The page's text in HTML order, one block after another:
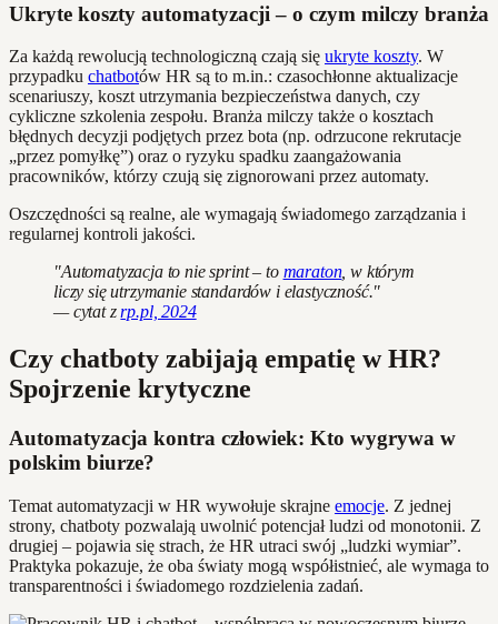
Ukryte koszty automatyzacji – o czym milczy branża
Za każdą rewolucją technologiczną czają się ukryte koszty. W
przypadku chatbotów HR są to m.in.: czasochłonne aktualizacje
scenariuszy, koszt utrzymania bezpieczeństwa danych, czy
cykliczne szkolenia zespołu. Branża milczy także o kosztach
błędnych decyzji podjętych przez bota (np. odrzucone rekrutacje
„przez pomyłkę”) oraz o ryzyku spadku zaangażowania
pracowników, którzy czują się zignorowani przez automaty.
Oszczędności są realne, ale wymagają świadomego zarządzania i
regularnej kontroli jakości.
"Automatyzacja to nie sprint – to maraton, w którym
liczy się utrzymanie standardów i elastyczność."
— cytat zrp.pl, 2024
Czy chatboty zabijają empatię w HR?
Spojrzenie krytyczne
Automatyzacja kontra człowiek: Kto wygrywa w
polskim biurze?
Temat automatyzacji w HR wywołuje skrajne emocje. Z jednej
strony, chatboty pozwalają uwolnić potencjał ludzi od monotonii. Z
drugiej – pojawia się strach, że HR utraci swój „ludzki wymiar”.
Praktyka pokazuje, że oba światy mogą współistnieć, ale wymaga to
transparentności i świadomego rozdzielenia zadań.